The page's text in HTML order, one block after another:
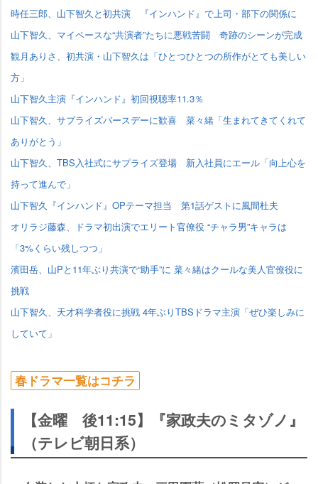
時任三郎、山下智久と初共演 『インハンド』で上司・部下の関係に
山下智久、マイペースな“共演者”たちに悪戦苦闘 奇跡のシーンが完成
観月ありさ、初共演・山下智久は「ひとつひとつの所作がとても美しい
方」
山下智久主演『インハンド』初回視聴率11.3％
山下智久、サプライズバースデーに歓喜 菜々緒「生まれてきてくれて
ありがとう」
山下智久、TBS入社式にサプライズ登場 新入社員にエール「向上心を
持って進んで」
山下智久『インハンド』OPテーマ担当 第1話ゲストに風間杜夫
オリラジ藤森、ドラマ初出演でエリート官僚役 “チャラ男”キャラは
「3%くらい残しつつ」
濱田岳、山Pと11年ぶり共演で“助手”に 菜々緒はクールな美人官僚役に
挑戦
山下智久、天才科学者役に挑戦 4年ぶりTBSドラマ主演「ぜひ楽しみに
していて」
春ドラマ一覧はコチラ
【金曜 後11:15】『家政夫のミタゾノ』
（テレビ朝日系）